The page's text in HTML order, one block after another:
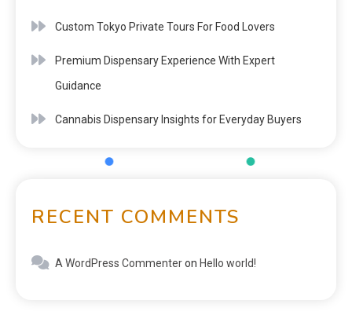
Custom Tokyo Private Tours For Food Lovers
Premium Dispensary Experience With Expert
Guidance
Cannabis Dispensary Insights for Everyday Buyers
RECENT COMMENTS
A WordPress Commenteron Hello world!